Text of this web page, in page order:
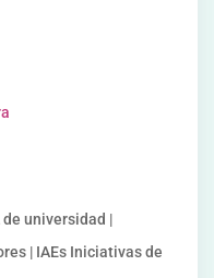
de universidad |
| IAEs Iniciativas de